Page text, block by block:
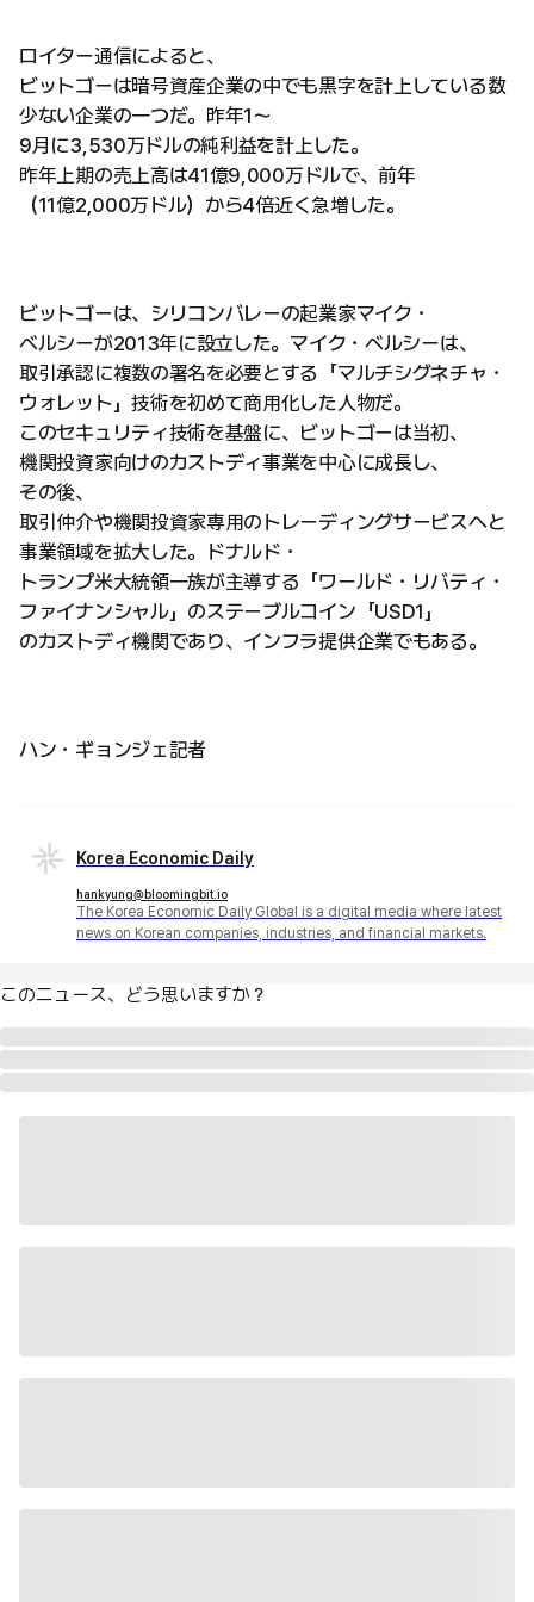
ロイター通信によると、
ビットゴーは暗号資産企業の中でも黒字を計上している数
少ない企業の一つだ。昨年1〜
9月に3,530万ドルの純利益を計上した。
昨年上期の売上高は41億9,000万ドルで、前年
（11億2,000万ドル）から4倍近く急増した。
ビットゴーは、シリコンバレーの起業家マイク・
ベルシーが2013年に設立した。マイク・ベルシーは、
取引承認に複数の署名を必要とする「マルチシグネチャ・
ウォレット」技術を初めて商用化した人物だ。
このセキュリティ技術を基盤に、ビットゴーは当初、
機関投資家向けのカストディ事業を中心に成長し、
その後、
取引仲介や機関投資家専用のトレーディングサービスへと
事業領域を拡大した。ドナルド・
トランプ米大統領一族が主導する「ワールド・リバティ・
ファイナンシャル」のステーブルコイン「USD1」
のカストディ機関であり、インフラ提供企業でもある。
ハン・ギョンジェ記者
Korea Economic Daily
hankyung@bloomingbit.io
The Korea Economic Daily Global is a digital media where latest
news on Korean companies, industries, and financial markets.
このニュース、どう思いますか？